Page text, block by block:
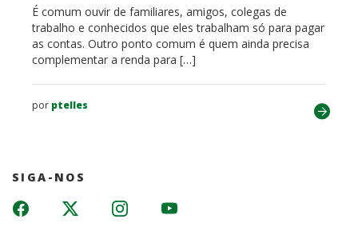
É comum ouvir de familiares, amigos, colegas de
trabalho e conhecidos que eles trabalham só para pagar
as contas. Outro ponto comum é quem ainda precisa
complementar a renda para […]
por ptelles
SIGA-NOS